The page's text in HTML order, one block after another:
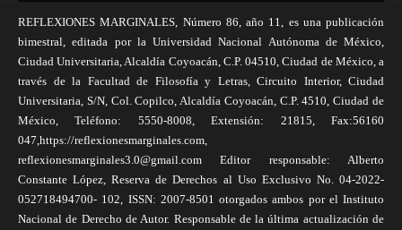
REFLEXIONES MARGINALES, Número 86, año 11, es una publicación
bimestral, editada por la Universidad Nacional Autónoma de México,
Ciudad Universitaria, Alcaldía Coyoacán, C.P. 04510, Ciudad de México, a
través de la Facultad de Filosofía y Letras, Circuito Interior, Ciudad
Universitaria, S/N, Col. Copilco, Alcaldía Coyoacán, C.P. 4510, Ciudad de
México, Teléfono: 5550-8008, Extensión: 21815, Fax:56160
047,https://reflexionesmarginales.com,
reflexionesmarginales3.0@gmail.com Editor responsable: Alberto
Constante López, Reserva de Derechos al Uso Exclusivo No. 04-2022-
052718494700- 102, ISSN: 2007-8501 otorgados ambos por el Instituto
Nacional de Derecho de Autor. Responsable de la última actualización de